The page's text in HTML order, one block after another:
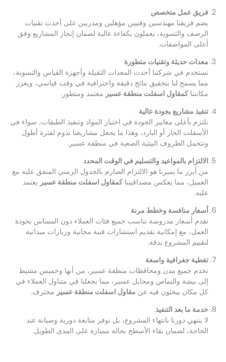
فريق عمل متخصص
يضم فريقنا مهندسين وفنيين مؤهلين ومدربين على أحدث تقنيات
الرصف والتسوية، يعملون بكفاءة عالية لضمان إنجاز المشاريع وفق
أعلى المواصفات.
معدات حديثة وتقنيات متطورة
نستخدم في شركتنا أحدث المعدات الثقيلة وأجهزة القياس والتسوية،
مما يسمح لنا بتحقيق نتائج دقيقة واحترافية في وقت قياسي، ويعزز
مكانتناكمقاول اسفلت منطقة عسير معتمد ومتطور.
تنفيذ مشاريع بجودة عالية
نلتزم بأعلى معايير الجودة في اختيار المواد وتنفيذ الطبقات، سواء في
الأسفلت الحار أو البارد، وهذا ما يجعل مشاريعنا تدوم لفترة أطول
وتتحمل الظروف البيئية الصعبة في منطقة عسير.
الالتزام بالمواعيد والتسليم في الوقت المحدد
من أبرز ما يميزنا هو الالتزام الصارم بالجدول الزمني المتفق عليه مع
العميل، مما يعكس مصداقيتناكمقاول اسفلت منطقة عسير يعتمد
عليه.
أسعار منافسة وخطط مرنة
نقدم أسعار مدروسة تناسب جميع فئات العملاء دون المساس بجودة
العمل، مع إمكانية تقديم استشارات فنية مجانية وزيارات ميدانية
لتقييم المشروع بدقة.
تغطية جغرافية واسعة
نخدم جميع مدن ومحافظات منطقة عسير، من أبها وخميس مشيط
إلى بيشة والنماص ومحايل عسير، مما يجعلنا في متناول العملاء في
كل مكان يبحثون فيه عن مقاول اسفلت منطقة عسير محترف.
خدمة ما بعد التنفيذ
لا ينتهي دورنا بانتهاء المشروع، بل نوفر متابعة دورية وصيانة عند
الحاجة، لضمان بقاء الأسطح بحالة ممتازة على المدى الطويل.